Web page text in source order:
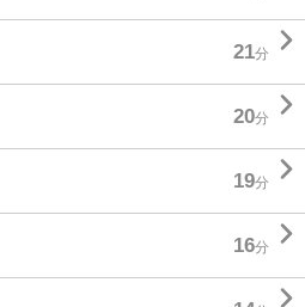
21分 
20分 
19分 
16分 